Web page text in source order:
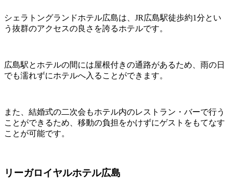
シェラトングランドホテル広島は、JR広島駅徒歩約1分とい
う抜群のアクセスの良さを誇るホテルです。
広島駅とホテルの間には屋根付きの通路があるため、雨の日
でも濡れずにホテルへ入ることができます。
また、結婚式の二次会もホテル内のレストラン・バーで行う
ことができるため、移動の負担をかけずにゲストをもてなす
ことが可能です。
リーガロイヤルホテル広島